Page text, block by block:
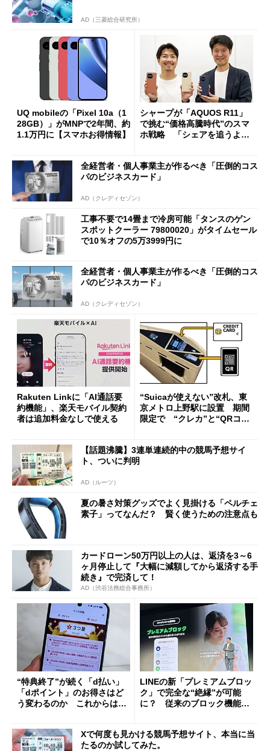
AD（三菱総合研究所）
UQ mobileの「Pixel 10a（1
28GB）」がMNPで2年間、約
1.1万円に【スマホお得情報】
シャープが「AQUOS R11」
で挑む“価格高騰時代”のスマ
ホ戦略 「シェアを追うより
全経営者・個人事業主が作るべき「圧倒的コス
パのビジネスカード」
AD（クレディセゾン）
工事不要で14畳まで冷房可能「タンスのゲン
スポットクーラー 79800020」がタイムセール
で10％オフの5万3999円に
全経営者・個人事業主が作るべき「圧倒的コス
パのビジネスカード」
AD（クレディセゾン）
Rakuten Linkに「AI通話要
約機能」、楽天モバイル契約
者は追加料金なしで使える
“Suicaが使えない”改札、東
京メトロ上野駅に設置 期間
限定で “クレカ”と“QRコー
【話題沸騰】3連単連続的中の競馬予想サイ
ト、ついに判明
AD（ルーツ）
夏の暑さ対策グッズでよく見掛ける「ペルチェ
素子」ってなんだ？ 賢く使うための注意点も
カードローン50万円以上の人は、返済を3～6
ヶ月停止して『大幅に減額してから返済する手
続き』で完済して！
AD（渋谷法務総合事務所）
“特典終了”が続く「d払い」
「dポイント」のお得さはど
う変わるのか これからは
LINEの新「プレミアムブロッ
ク」で完全な“絶縁”が可能
に？ 従来のブロック機能と
Xで何度も見かける競馬予想サイト、本当に当
たるのか試してみた。